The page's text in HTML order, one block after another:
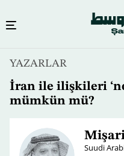
YAZARLAR
İran ile ilişkileri
mümkün mü?
Suudi